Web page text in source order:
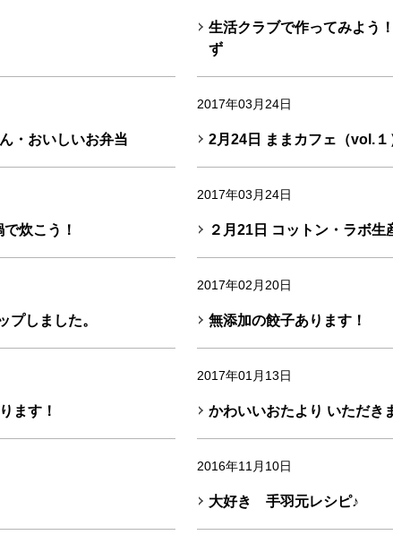
生活クラブで作ってみよう
ず
・おいしいお弁当
2017年03月24日
2月24日 ままカフェ（vol.１
炊こう！
2017年03月24日
２月21日 コットン・ラボ生
プしました。
2017年02月20日
無添加の餃子あります！
ます！
2017年01月13日
かわいいおたより いただき
2016年11月10日
大好き 手羽元レシピ♪